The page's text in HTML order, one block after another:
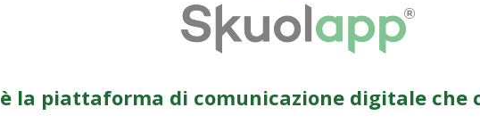
è la piattaforma di comunicazione digitale che